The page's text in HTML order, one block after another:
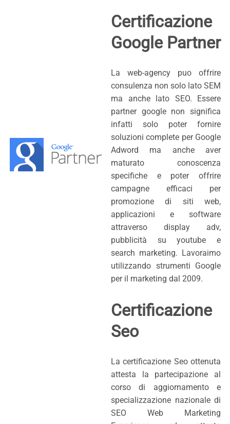
Certificazione
Google Partner
La web-agency puo offrire
consulenza non solo lato SEM
ma anche lato SEO. Essere
partner google non significa
infatti solo poter fornire
soluzioni complete per Google
Adword ma anche aver
maturato conoscenza
specifiche e poter offrire
campagne efficaci per
promozione di siti web,
applicazioni e software
attraverso display adv,
pubblicità su youtube e
search marketing. Lavoraimo
utilizzando strumenti Google
per il marketing dal 2009.
Certificazione
Seo
La certificazione Seo ottenuta
attesta la partecipazione al
corso di aggiornamento e
specializzazione nazionale di
SEO Web Marketing